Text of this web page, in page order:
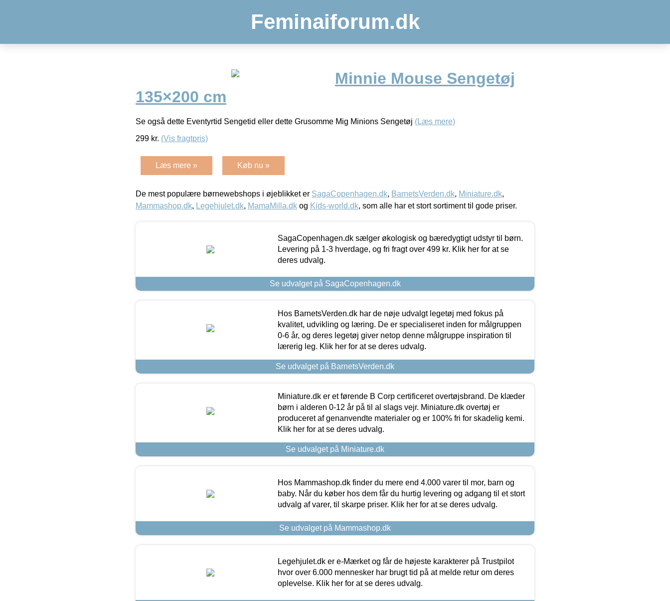
Feminaiforum.dk
Minnie Mouse Sengetøj
135×200 cm
Se også dette Eventyrtid Sengetid eller dette Grusomme Mig Minions Sengetøj (Læs mere)
299 kr. (Vis fragtpris)
Læs mere » Køb nu »
De mest populære børnewebshops i øjeblikket er SagaCopenhagen.dk, BarnetsVerden.dk, Miniature.dk,
Mammashop.dk, Legehjulet.dk, MamaMilla.dk og Kids-world.dk, som alle har et stort sortiment til gode priser.
SagaCopenhagen.dk sælger økologisk og bæredygtigt udstyr til børn.
Levering på 1-3 hverdage, og fri fragt over 499 kr. Klik her for at se
deres udvalg.
Se udvalget på SagaCopenhagen.dk
Hos BarnetsVerden.dk har de nøje udvalgt legetøj med fokus på
kvalitet, udvikling og læring. De er specialiseret inden for målgruppen
0-6 år, og deres legetøj giver netop denne målgruppe inspiration til
lærerig leg. Klik her for at se deres udvalg.
Se udvalget på BarnetsVerden.dk
Miniature.dk er et førende B Corp certificeret overtøjsbrand. De klæder
børn i alderen 0-12 år på til al slags vejr. Miniature.dk overtøj er
produceret af genanvendte materialer og er 100% fri for skadelig kemi.
Klik her for at se deres udvalg.
Se udvalget på Miniature.dk
Hos Mammashop.dk finder du mere end 4.000 varer til mor, barn og
baby. Når du køber hos dem får du hurtig levering og adgang til et stort
udvalg af varer, til skarpe priser. Klik her for at se deres udvalg.
Se udvalget på Mammashop.dk
Legehjulet.dk er e-Mærket og får de højeste karakterer på Trustpilot
hvor over 6.000 mennesker har brugt tid på at melde retur om deres
oplevelse. Klik her for at se deres udvalg.